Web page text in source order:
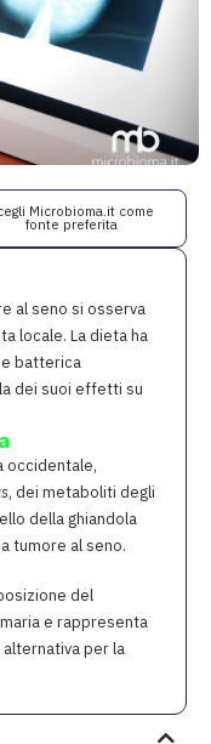
Microbioma.it come
fonte preferita
al seno si osserva
locale. La dieta ha
batterica
dei suoi effetti su
occidentale,
, dei metaboliti degli
della ghiandola
tumore al seno.
del
e rappresenta
per la